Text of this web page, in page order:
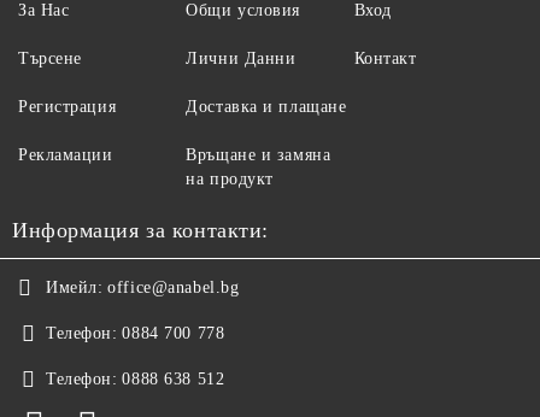
За Нас
Търсене
Регистрация
Рекламации
Общи условия
Лични Данни
Доставка и плащане
Връщане и замяна
на продукт
Вход
Контакт
Информация за контакти:
Имейл: office@anabel.bg
Телефон: 0884 700 778
Телефон: 0888 638 512